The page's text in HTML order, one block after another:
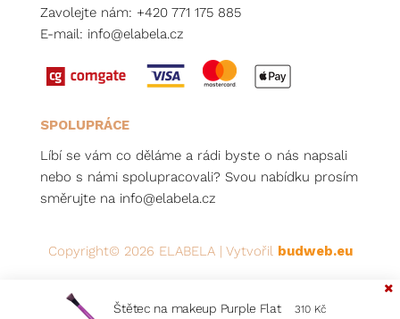
Zavolejte nám: +420 771 175 885
E-mail: info@elabela.cz
SPOLUPRÁCE
Líbí se vám co děláme a rádi byste o nás napsali
nebo s námi spolupracovali? Svou nabídku prosím
směrujte na info@elabela.cz
Copyright© 2026 ELABELA | Vytvořil budweb.eu
Štětec na makeup Purple Flat 310 Kč